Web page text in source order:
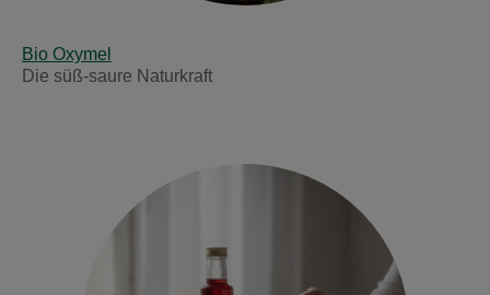
Bio Oxymel
Die süß-saure Naturkraft